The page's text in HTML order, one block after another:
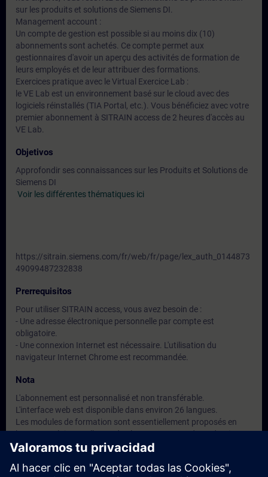
sur les produits et solutions de Siemens DI.
Management account :
Un compte de gestion est possible si au moins dix (10)
abonnements sont achetés. Ce compte permet aux
gestionnaires d'avoir un aperçu des activités de formation de
leurs employés et de leur attribuer des formations.
Exercices pratique avec le Virtual Exercice Lab :
le VE Lab est un environnement basé sur le cloud avec des
logiciels réinstallés (TIA Portal, etc.). Vous bénéficiez avec votre
premier abonnement à SITRAIN access de 2 heures d'accès au
VE Lab.
Objetivos
Approfondir ses connaissances sur les Produits et Solutions de
Siemens DI
Voir les différentes thématiques ici
https://sitrain.siemens.com/fr/web/fr/page/lex_auth_0144873
49099487232838
Prerrequisitos
Pour utiliser SITRAIN access, vous avez besoin de :
- Une adresse électronique personnelle par compte est
obligatoire.
- Une connexion Internet est nécessaire. L'utilisation du
navigateur Internet Chrome est recommandée.
Nota
L'abonnement est personnalisé et non transférable.
L'interface web est disponible dans environ 26 langues.
Les modules de formation sont essentiellement proposés en
langue Anglaise et Allemande. Ils sont en cours de traduction en
langue Française.
Attention : Les formations réalisées sur la plateforme access ne
font pas l'objet de convention de formation. Il n'est donc pas